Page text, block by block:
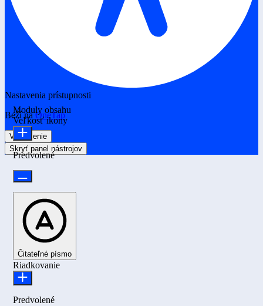
Nastavenia prístupnosti
Beží naOneTap
Vyhlásenie
Skryť panel nástrojov
Moduly obsahu
Veľkosť ikony
Predvolené
Čitateľné písmo
Riadkovanie
Predvolené